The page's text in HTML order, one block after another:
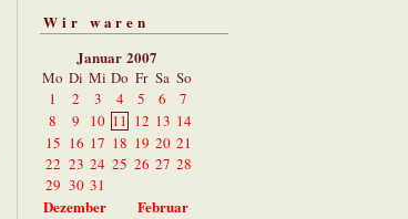
Wir waren
Januar 2007
Mo Di Mi Do Fr Sa So
1
2 3 4 5 6
7
8
9 10 11 12 13 14
15 16 17 18 19 20 21
22 23 24 25 26 27 28
29 30 31
Dezember
Februar